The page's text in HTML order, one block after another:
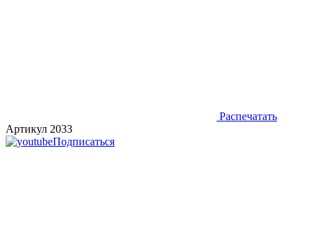
Распечатать
Артикул 2033
Подписаться